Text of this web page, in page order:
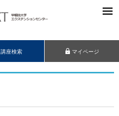
講座検索 マイページ